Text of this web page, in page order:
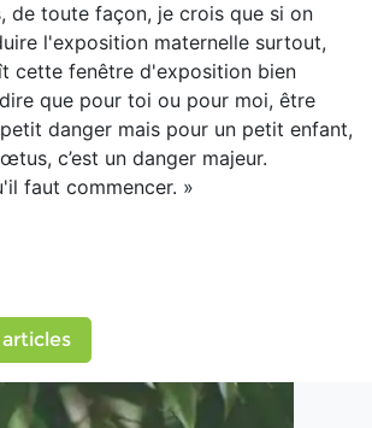
de toute façon, je crois que si on
l'exposition maternelle surtout,
cette fenêtre d'exposition bien
que pour toi ou pour moi, être
danger mais pour un petit enfant,
c’est un danger majeur.
faut commencer. »